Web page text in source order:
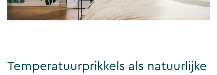
Temperatuurprikkels als natuurlijke